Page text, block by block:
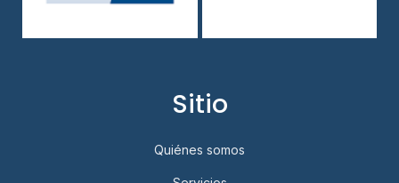
Sitio
Quiénes somos